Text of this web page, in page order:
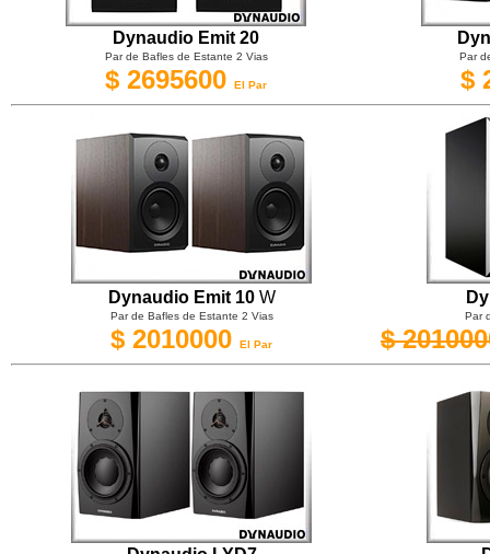
Dynaudio Emit 20
Par de Bafles de Estante 2 Vias Par
$ 2695600 El Par $
Dynaudio Emit 10W
Par de Bafles de Estante 2 Vias Par
$ 2010000 El Par $